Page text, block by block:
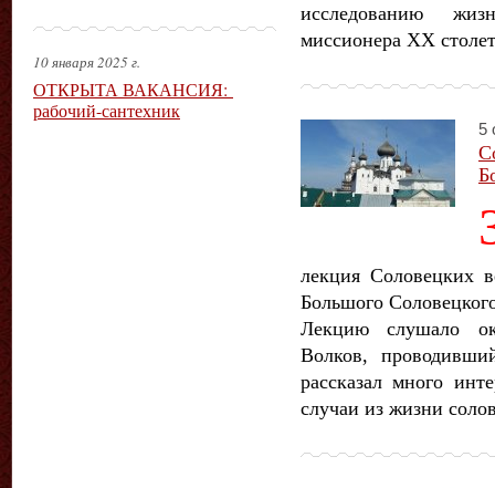
исследованию
миссионера XX
5
лекция Соловецких
Большого
Лекцию слушало
Волков,
рассказал много
случаи из жизни
10 января 2025 г.
ОТКРЫТА ВАКАНСИЯ:
рабочий-сантехник